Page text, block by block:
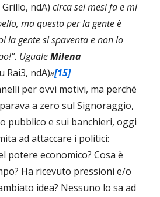
ndA) circa sei mesi fa e mi
ma questo per la gente è
la gente si spaventa e non lo
UgualeMilena
Rai3, ndA)»[15]
per ovvi motivi, ma perché
a zero sul Signoraggio,
pubblico e sui banchieri, oggi
ad attaccare i politici:
potere economico? Cosa è
Ha ricevuto pressioni e/o
idea? Nessuno lo sa ad